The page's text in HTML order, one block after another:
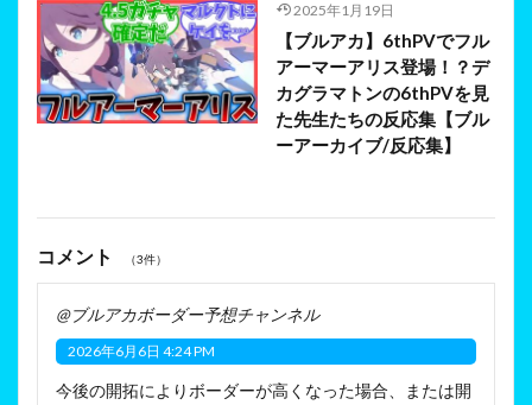
2025年1月19日
【ブルアカ】6thPVでフル
アーマーアリス登場！？デ
カグラマトンの6thPVを見
た先生たちの反応集【ブル
ーアーカイブ/反応集】
コメント （3件）
@ブルアカボーダー予想チャンネル
2026年6月6日 4:24 PM
今後の開拓によりボーダーが高くなった場合、または開